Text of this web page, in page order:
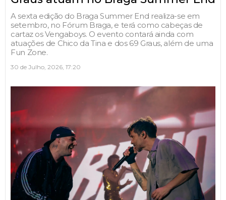
A sexta edição do Braga Summer End realiza-se em
setembro, no Fórum Braga, e terá como cabeças de
cartaz os Vengaboys. O evento contará ainda com
atuações de Chico da Tina e dos 69 Graus, além de uma
Fun Zone.
30 de Julho, 2026, 17:20